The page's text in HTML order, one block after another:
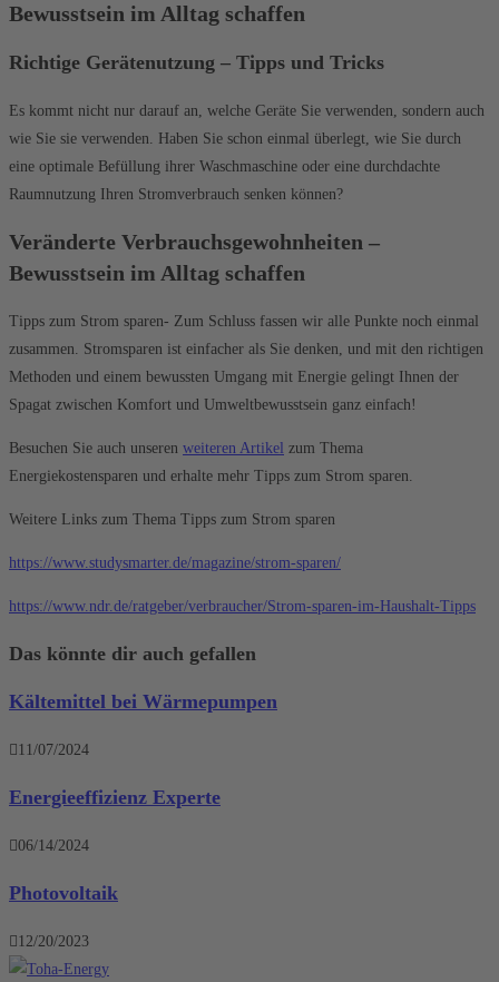
Bewusstsein im Alltag schaffen
Richtige Gerätenutzung – Tipps und Tricks
Es kommt nicht nur darauf an, welche Geräte Sie verwenden, sondern auch
wie Sie sie verwenden. Haben Sie schon einmal überlegt, wie Sie durch
eine optimale Befüllung ihrer Waschmaschine oder eine durchdachte
Raumnutzung Ihren Stromverbrauch senken können?
Veränderte Verbrauchsgewohnheiten –
Bewusstsein im Alltag schaffen
Tipps zum Strom sparen- Zum Schluss fassen wir alle Punkte noch einmal
zusammen. Stromsparen ist einfacher als Sie denken, und mit den richtigen
Methoden und einem bewussten Umgang mit Energie gelingt Ihnen der
Spagat zwischen Komfort und Umweltbewusstsein ganz einfach!
Besuchen Sie auch unseren weiteren Artikel zum Thema
Energiekostensparen und erhalte mehr Tipps zum Strom sparen.
Weitere Links zum Thema Tipps zum Strom sparen
https://www.studysmarter.de/magazine/strom-sparen/
https://www.ndr.de/ratgeber/verbraucher/Strom-sparen-im-Haushalt-Tipps
Das könnte dir auch gefallen
Kältemittel bei Wärmepumpen
11/07/2024
Energieeffizienz Experte
06/14/2024
Photovoltaik
12/20/2023